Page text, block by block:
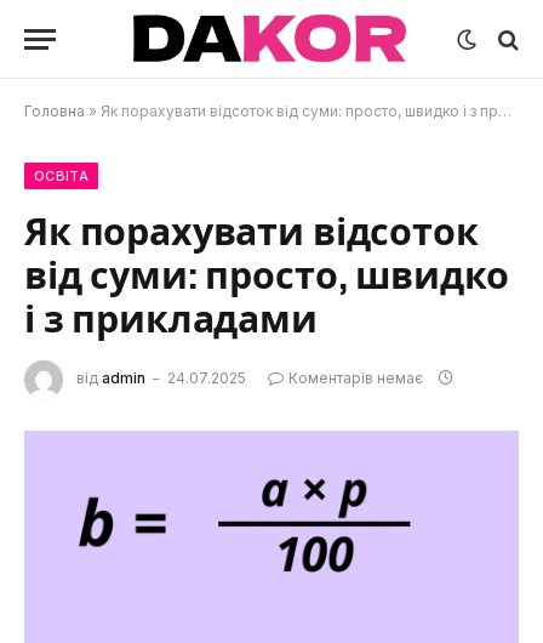
Головна » Як порахувати відсоток від суми: просто, швидко і з прикладами
ОСВІТА
Як порахувати відсоток
від суми: просто, швидко
і з прикладами
від admin 24.07.2025 Коментарів немає